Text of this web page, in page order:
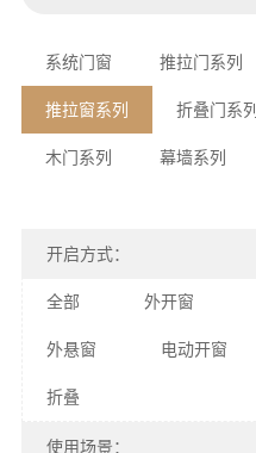
系统门窗 推拉门系列
推拉窗系列 折叠门系列
木门系列 幕墙系列
开启方式：
全部 外开窗
外悬窗 电动开窗
折叠
使用场景：